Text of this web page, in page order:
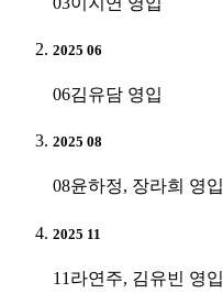
2025 06
06김유담 영입
2025 08
08윤하정, 장라희 영입
2025 11
11 라연주, 김유빈 영입